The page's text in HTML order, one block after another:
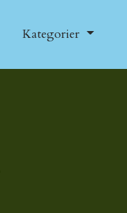
Kategorier